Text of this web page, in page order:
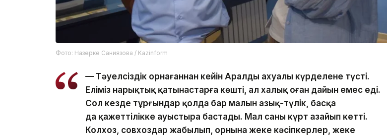
Фото: Назерке Саниязова / Kazinform
— Тәуелсіздік орнағаннан кейін Аралдың ахуалы күрделене түсті.
Еліміз нарықтық қатынастарға көшті, ал халық оған дайын емес еді.
Сол кезде тұрғындар қолда бар малын азық-түлік, басқа
да қажеттілікке ауыстыра бастады. Мал саны күрт азайып кетті.
Колхоз, совхоздар жабылып, орнына жеке кәсіпкерлер, жеке